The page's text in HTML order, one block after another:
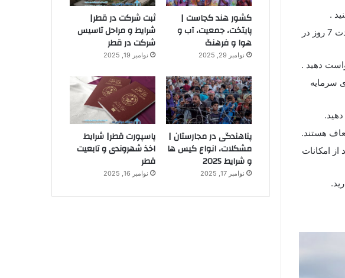
.
نیازی به اقامت تمام وقت نیست و فقط باید در نخستین سال اقامت خود به مدت 7 روز در
سرمایه
از امکانات
کشور هند کجاست |
پایتخت، جمعیت، آب و
هوا و فرهنگ
نوامبر 29, 2025
ثبت شرکت در قطر|
شرایط و مراحل تاسیس
شرکت در قطر
نوامبر 19, 2025
پناهندگی در مجارستان |
مشکلات، انواع کیس ها
و شرایط 2025
نوامبر 17, 2025
پاسپورت قطر| شرایط
اخذ شهروندی و تابعیت
قطر
نوامبر 16, 2025